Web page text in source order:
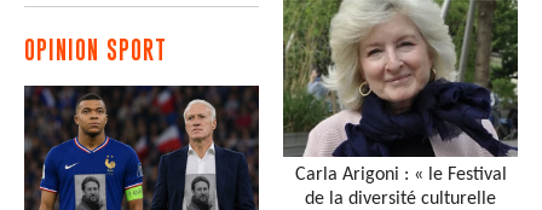
OPINION SPORT
Carla Arigoni : « le Festival
de la diversité culturelle